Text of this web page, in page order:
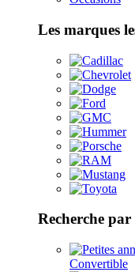
Les marques
Recherche par
Convertible